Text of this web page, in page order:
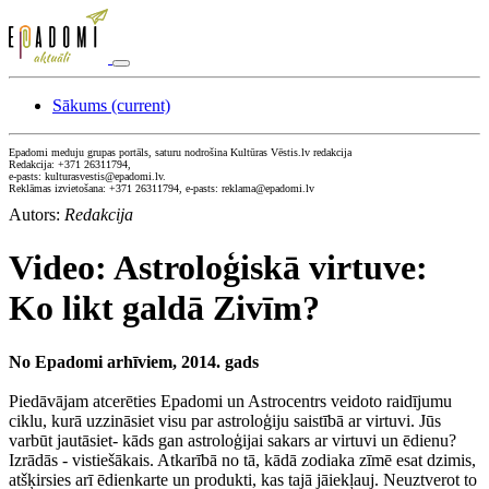
Sākums (current)
Epadomi meduju grupas portāls, saturu nodrošina Kultūras Vēstis.lv redakcija
Redakcija: +371 26311794,
e-pasts: kulturasvestis@epadomi.lv.
Reklāmas izvietošana: +371 26311794, e-pasts: reklama@epadomi.lv
Autors: Redakcija
Video: Astroloģiskā virtuve:
Ko likt galdā Zivīm?
No Epadomi arhīviem, 2014. gads
Piedāvājam atcerēties Epadomi un Astrocentrs veidoto raidījumu
ciklu, kurā uzzināsiet visu par astroloģiju saistībā ar virtuvi. Jūs
varbūt jautāsiet- kāds gan astroloģijai sakars ar virtuvi un ēdienu?
Izrādās - vistiešākais. Atkarībā no tā, kādā zodiaka zīmē esat dzimis,
atšķirsies arī ēdienkarte un produkti, kas tajā jāiekļauj. Neuztverot to